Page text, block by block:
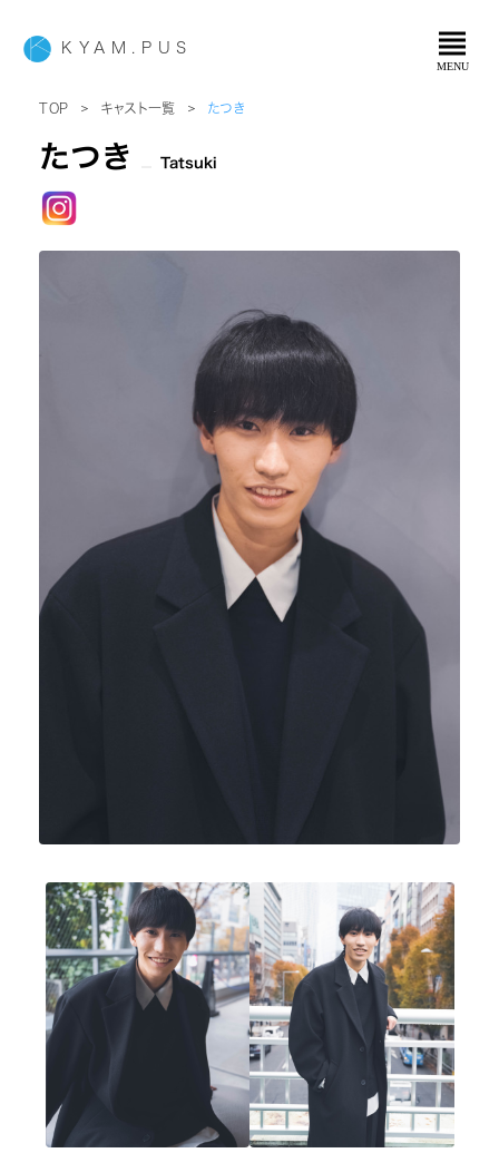
KYAM.PUS view_headline
MENU
TOP ＞ キャスト一覧 ＞ たつき
たつき Tatsuki